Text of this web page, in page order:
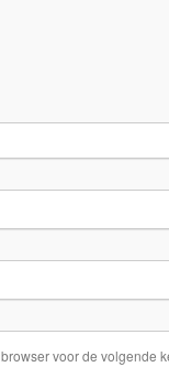
voor de volgende